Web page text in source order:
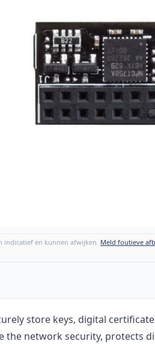
indicatief en kunnen afwijken. Meld foutieve
store keys, digital
the network security, protects